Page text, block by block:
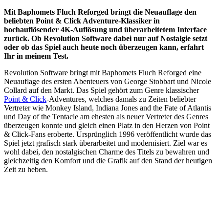
Mit Baphomets Fluch Reforged bringt die Neuauflage den
beliebten Point & Click Adventure-Klassiker in
hochauflösender 4K-Auflösung und überarbeitetem Interface
zurück. Ob Revolution Software dabei nur auf Nostalgie setzt
oder ob das Spiel auch heute noch überzeugen kann, erfahrt
Ihr in meinem Test.
Revolution Software bringt mit Baphomets Fluch Reforged eine
Neuauflage des ersten Abenteuers von George Stobbart und Nicole
Collard auf den Markt. Das Spiel gehört zum Genre klassischer
Point & Click-Adventures, welches damals zu Zeiten beliebter
Vertreter wie Monkey Island, Indiana Jones and the Fate of Atlantis
und Day of the Tentacle am ehesten als neuer Vertreter des Genres
überzeugen konnte und gleich einen Platz in den Herzen von Point
& Click-Fans eroberte. Ursprünglich 1996 veröffentlicht wurde das
Spiel jetzt grafisch stark überarbeitet und modernisiert. Ziel war es
wohl dabei, den nostalgischen Charme des Titels zu bewahren und
gleichzeitig den Komfort und die Grafik auf den Stand der heutigen
Zeit zu heben.